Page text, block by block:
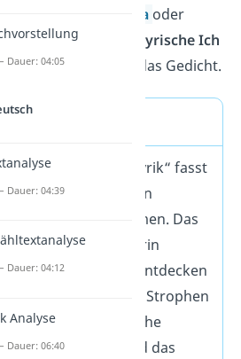
Reimschemata oder
Sprache. Das
Lyrische Ich
dich dann durch das Gedicht.
Unter dem Begriff „Lyrik“ fasst
du alle fiktiven Texte in
zusammen. Das
bedeutet, dass du darin
folgendeMerkmale
entdecken
kannst: ein Aufbau in Strophen
und Versen, sprachliche
Ausgestaltungen, und das
Dauer: 04:05
Dauer: 04:39
Dauer: 04:12
Analyse
Dauer: 06:40